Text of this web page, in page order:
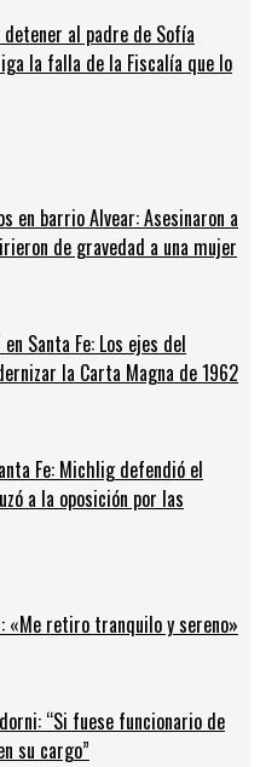
detener al padre de Sofía
la falla de la Fiscalía que lo
en barrio Alvear: Asesinaron a
de gravedad a una mujer
Santa Fe: Los ejes del
la Carta Magna de 1962
Fe: Michlig defendió el
a la oposición por las
«Me retiro tranquilo y sereno»
“Si fuese funcionario de
su cargo”